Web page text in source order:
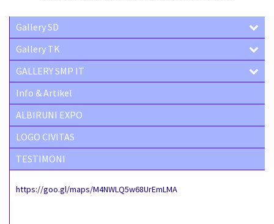
Gallery SD
Gallery TK
GALLERY SMP IT
Info & Artikel
ALBIRUNI EXPO
LOGO CIVITAS
TESTIMONI
https://goo.gl/maps/M4NWLQ5w68UrEmLMA